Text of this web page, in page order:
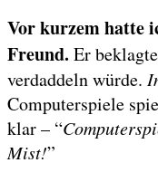
Vor kurzem hatte
Freund. Er
verdaddeln würde.
Computerspiele
klar – “
Mist!”